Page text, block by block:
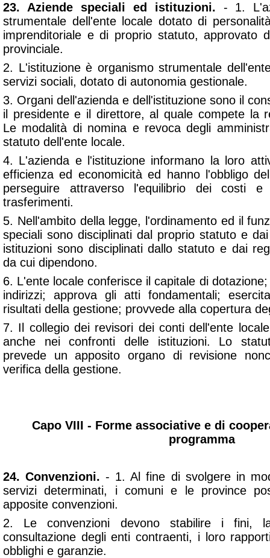
23. Aziende speciali ed istituzioni. - 1.
strumentale dell'ente locale dotato di
imprenditoriale e di proprio statuto, approvato
provinciale.
2. L'istituzione è organismo strumentale
servizi sociali, dotato di autonomia gestionale.
3. Organi dell'azienda e dell'istituzione sono il
il presidente e il direttore, al quale compete la
Le modalità di nomina e revoca degli
statuto dell'ente locale.
4. L'azienda e l'istituzione informano la loro
efficienza ed economicità ed hanno l'obbligo
perseguire attraverso l'equilibrio dei costi
trasferimenti.
5. Nell'ambito della legge, l'ordinamento ed il
speciali sono disciplinati dal proprio statuto e
istituzioni sono disciplinati dallo statuto e dai
da cui dipendono.
6. L'ente locale conferisce il capitale di
indirizzi; approva gli atti fondamentali;
risultati della gestione; provvede alla copertura
7. Il collegio dei revisori dei conti dell'ente
anche nei confronti delle istituzioni. Lo
prevede un apposito organo di revisione
verifica della gestione.
Capo VIII - Forme associative e di
programma
24. Convenzioni.- 1. Al fine di svolgere in
servizi determinati, i comuni e le province
apposite convenzioni.
2. Le convenzioni devono stabilire i fini,
consultazione degli enti contraenti, i loro
obblighi e garanzie.